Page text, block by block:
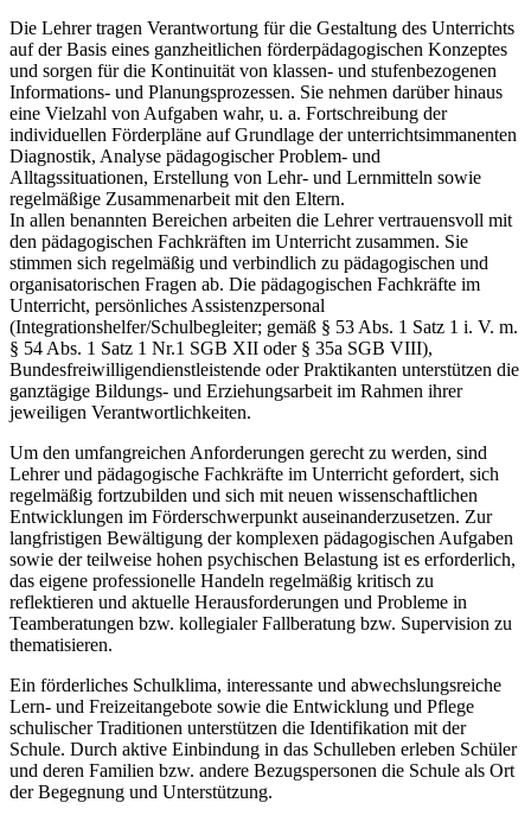
Die Lehrer tragen Verantwortung für die Gestaltung des Unterrichts
auf der Basis eines ganzheitlichen förderpädagogischen Konzeptes
und sorgen für die Kontinuität von klassen- und stufenbezogenen
Informations- und Planungsprozessen. Sie nehmen darüber hinaus
eine Vielzahl von Aufgaben wahr, u. a. Fortschreibung der
individuellen Förderpläne auf Grundlage der unterrichtsimmanenten
Diagnostik, Analyse pädagogischer Problem- und
Alltagssituationen, Erstellung von Lehr- und Lernmitteln sowie
regelmäßige Zusammenarbeit mit den Eltern.
In allen benannten Bereichen arbeiten die Lehrer vertrauensvoll mit
den pädagogischen Fachkräften im Unterricht zusammen. Sie
stimmen sich regelmäßig und verbindlich zu pädagogischen und
organisatorischen Fragen ab. Die pädagogischen Fachkräfte im
Unterricht, persönliches Assistenzpersonal
(Integrationshelfer/Schulbegleiter; gemäß § 53 Abs. 1 Satz 1 i. V. m.
§ 54 Abs. 1 Satz 1 Nr.1 SGB XII oder § 35a SGB VIII),
Bundesfreiwilligendienstleistende oder Praktikanten unterstützen die
ganztägige Bildungs- und Erziehungsarbeit im Rahmen ihrer
jeweiligen Verantwortlichkeiten.
Um den umfangreichen Anforderungen gerecht zu werden, sind
Lehrer und pädagogische Fachkräfte im Unterricht gefordert, sich
regelmäßig fortzubilden und sich mit neuen wissenschaftlichen
Entwicklungen im Förderschwerpunkt auseinanderzusetzen. Zur
langfristigen Bewältigung der komplexen pädagogischen Aufgaben
sowie der teilweise hohen psychischen Belastung ist es erforderlich,
das eigene professionelle Handeln regelmäßig kritisch zu
reflektieren und aktuelle Herausforderungen und Probleme in
Teamberatungen bzw. kollegialer Fallberatung bzw. Supervision zu
thematisieren.
Ein förderliches Schulklima, interessante und abwechslungsreiche
Lern- und Freizeitangebote sowie die Entwicklung und Pflege
schulischer Traditionen unterstützen die Identifikation mit der
Schule. Durch aktive Einbindung in das Schulleben erleben Schüler
und deren Familien bzw. andere Bezugspersonen die Schule als Ort
der Begegnung und Unterstützung.